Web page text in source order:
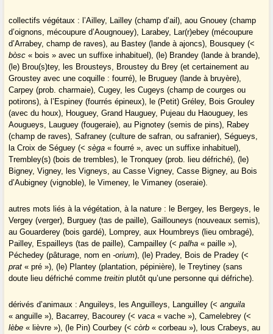
collectifs végétaux : l’Ailley, Lailley (champ d’ail), aou Gnouey (champ
d’oignons, mécoupure d’Aougnouey), Larabey, Lar(r)ebey (mécoupure
d’Arrabey, champ de raves), au Bastey (lande à ajoncs), Bousquey (<
bòsc « bois » avec un suffixe inhabituel), (le) Brandey (lande à brande),
(le) Brou(s)tey, les Brousteys, Broustey du Brey (et certainement au
Groustey avec une coquille : fourré), le Bruguey (lande à bruyère),
Carpey (prob. charmaie), Cugey, les Cugeys (champ de courges ou
potirons), à l’Espiney (fourrés épineux), le (Petit) Gréley, Bois Grouley
(avec du houx), Houguey, Grand Hauguey, Pujeau du Haouguey, les
Aougueys, Lauguey (fougeraie), au Pignotey (semis de pins), Rabey
(champ de raves), Safraney (culture de safran, ou safranier), Ségueys,
la Croix de Séguey (<sèga « fourré », avec un suffixe inhabituel),
Trembley(s) (bois de trembles), le Tronquey (prob. lieu défriché), (le)
Bigney, Vigney, les Vigneys, au Casse Vigney, Casse Bigney, au Bois
d’Aubigney (vignoble), le Vimeney, le Vimaney (oseraie).
autres mots liés à la végétation, à la nature : le Bergey, les Bergeys, le
Vergey (verger), Burguey (tas de paille), Gaillouneys (nouveaux semis),
au Gouarderey (bois gardé), Lomprey, aux Houmbreys (lieu ombragé),
Pailley, Espailleys (tas de paille), Campailley (<palha « paille »),
Péchedey (pâturage, nom en-orium), (le) Pradey, Bois de Pradey (<
prat « pré »), (le) Plantey (plantation, pépinière), le Treytiney (sans
doute lieu défriché commetreitin plutôt qu’une personne qui défriche).
dérivés d’animaux : Anguileys, les Anguilleys, Languilley (<anguila
« anguille »), Bacarrey, Bacourey (<vaca « vache »), Camelebrey (<
lèbe « lièvre »), (le Pin) Courbey (<còrb « corbeau »), lous Crabeys, au